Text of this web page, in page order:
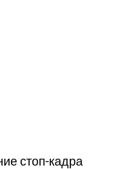
стоп-кадра